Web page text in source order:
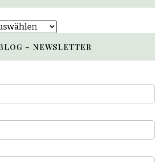
– NEWSLETTER